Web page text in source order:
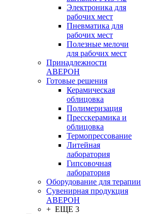
Электроника для
рабочих мест
Пневматика для
рабочих мест
Полезные мелочи
для рабочих мест
Принадлежности
АВЕРОН
Готовые решения
Керамическая
облицовка
Полимеризация
Пресскерамика и
облицовка
Термопрессование
Литейная
лаборатория
Гипсовочная
лаборатория
Оборудование для терапии
Сувенирная продукция
АВЕРОН
+ ЕЩЕ 3